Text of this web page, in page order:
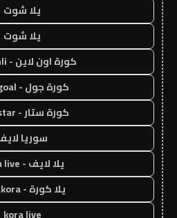
يلا شوت
يلا شوت
كورة اون لاين - kora onli
كورة جول - kora goal
كورة ستار - kora star
سوريا
يلا لايف - yalla live
يلا كورة - yallakora
kora live